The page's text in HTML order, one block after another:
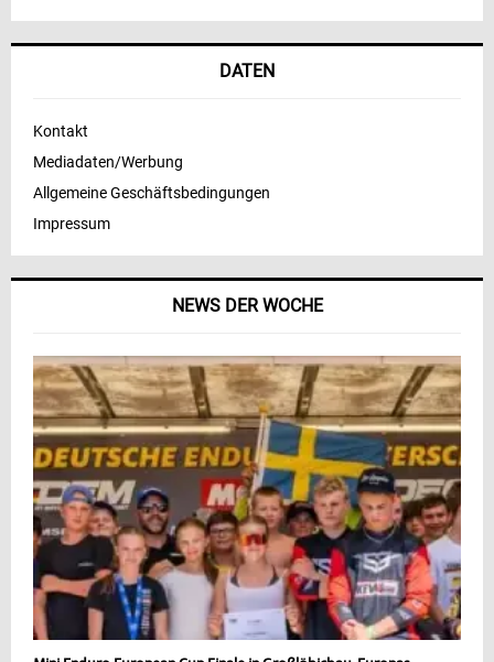
NEWS DER WOCHE
DATEN
Kontakt
Mediadaten/Werbung
Allgemeine Geschäftsbedingungen
Impressum